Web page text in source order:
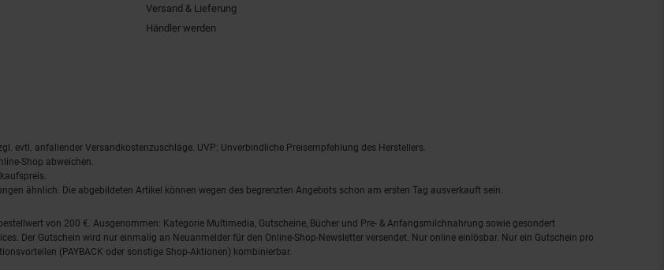
Versand & Lieferung
Händler werden
evtl. anfallender Versandkostenzuschläge. UVP: Unverbindliche Preisempfehlung des Herstellers.
Shop abweichen.
ähnlich. Die abgebildeten Artikel können wegen des begrenzten Angebots schon am ersten Tag ausverkauft sein.
von 200 €. Ausgenommen: Kategorie Multimedia, Gutscheine, Bücher und Pre- & Anfangsmilchnahrung sowie gesondert
Der Gutschein wird nur einmalig an Neuanmelder für den Online-Shop-Newsletter versendet. Nur online einlösbar. Nur ein Gutschein pro
(PAYBACK oder sonstige Shop-Aktionen) kombinierbar.